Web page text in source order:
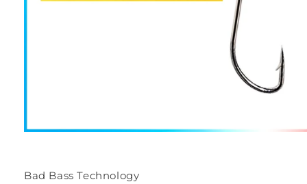
in
Bad Bass Technology